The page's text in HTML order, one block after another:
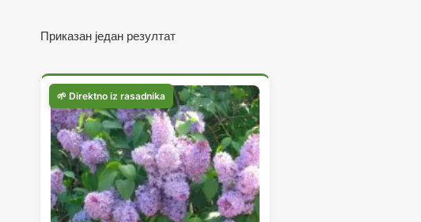
Приказан један резултат